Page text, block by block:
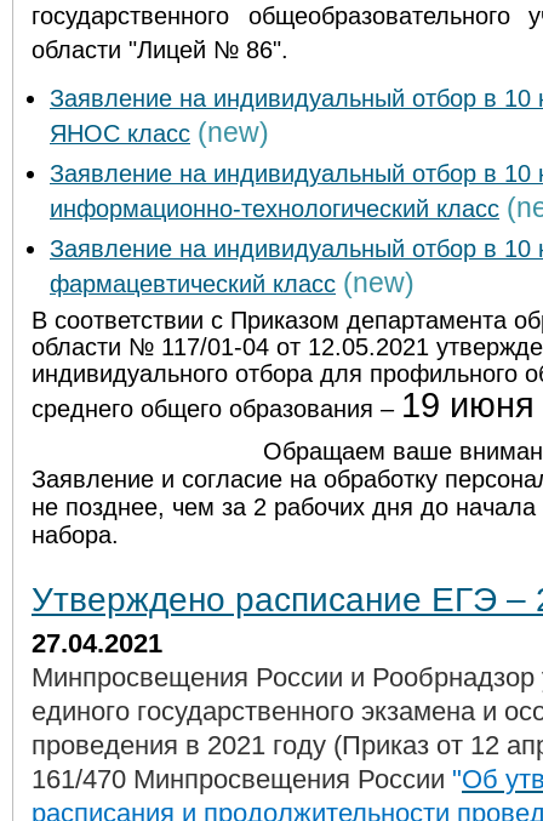
государственного общеобразовательного
области "Лицей № 86".
Заявление на индивидуальный отбор в 10
ЯНОС класс (new)
Заявление на индивидуальный отбор в 10
информационно-технологический класс
Заявление на индивидуальный отбор в 10
фармацевтический класс (new)
В соответствии с Приказом департамента
области № 117/01-04 от 12.05.2021
индивидуального отбора для профильного
среднего общего образования – 19 июня
Обращаем ваше
Заявление и согласие на обработку
не позднее, чем за 2 рабочих дня до начала
набора.
Утверждено расписание ЕГЭ –
27.04.2021
Минпросвещения России и Рообрнадзор
единого государственного экзамена и
проведения в 2021 году (Приказ от 12
161/470 Минпросвещения России "Об
расписания и продолжительности